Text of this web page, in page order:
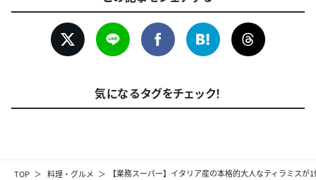
TOP 料理・グルメ 【業務スーパー】イタリア産の本格的大人なティラミス
気になるタグをチェック！